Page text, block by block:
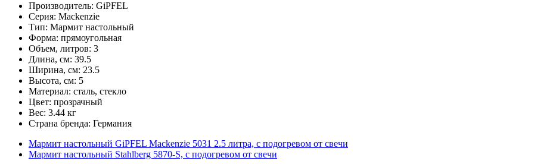
Производитель: GiPFEL
Серия: Mackenzie
Тип: Мармит настольный
Форма: прямоугольная
Объем, литров: 3
Длина, см: 39.5
Ширина, см: 23.5
Высота, см: 5
Материал: сталь, стекло
Цвет: прозрачный
Вес: 3.44 кг
Страна бренда: Германия
Мармит настольный GiPFEL Mackenzie 5031 2.5 литра, с подогревом от свечи
Мармит настольный Stahlberg 5870-S, с подогревом от свечи